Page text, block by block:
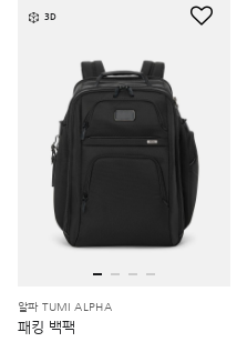
3D
알파 TUMI ALPHA
패킹 백팩